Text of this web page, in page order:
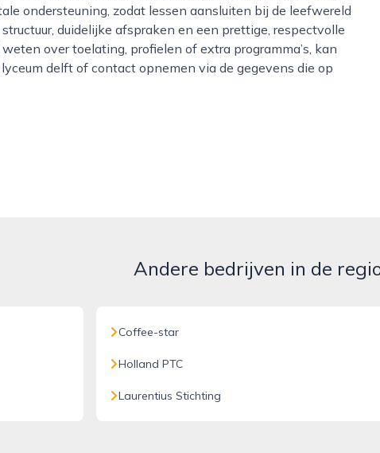
ondersteuning, zodat lessen aansluiten bij de leefwereld
duidelijke afspraken en een prettige, respectvolle
over toelating, profielen of extra programma’s, kan
delft of contact opnemen via de gegevens die op
Andere bedrijven in de
Coffee-star
Holland PTC
Laurentius Stichting